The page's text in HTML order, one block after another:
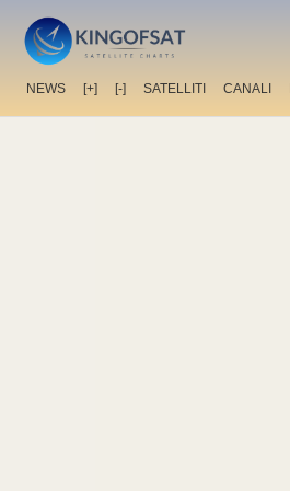
NEWS [+] [-] SATELLITI CANALI